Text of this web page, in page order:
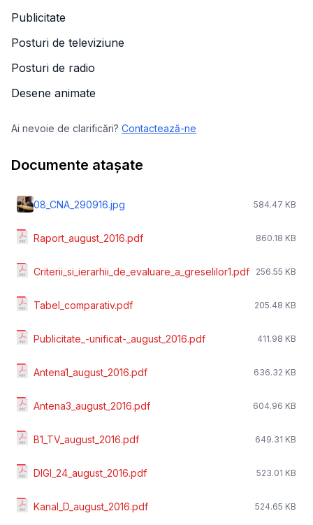
Publicitate
Posturi de televiziune
Posturi de radio
Desene animate
Ai nevoie de clarificări? Contactează-ne
Documente atașate
08_CNA_290916.jpg 584.47 KB
Raport_august_2016.pdf 860.18 KB
Criterii_si_ierarhii_de_evaluare_a_greselilor1.pdf 256.55 KB
Tabel_comparativ.pdf 205.48 KB
Publicitate_-unificat-_august_2016.pdf 411.98 KB
Antena1_august_2016.pdf 636.32 KB
Antena3_august_2016.pdf 604.96 KB
B1_TV_august_2016.pdf 649.31 KB
DIGI_24_august_2016.pdf 523.01 KB
Kanal_D_august_2016.pdf 524.65 KB